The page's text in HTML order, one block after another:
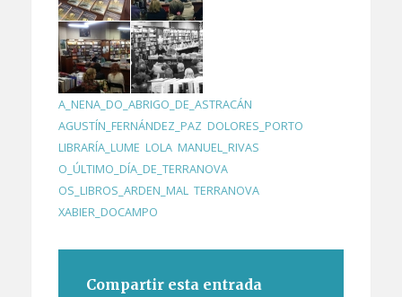
A_NENA_DO_ABRIGO_DE_ASTRACÁN
AGUSTÍN_FERNÁNDEZ_PAZ DOLORES_PORTO
LIBRARÍA_LUME LOLA, MANUEL_RIVAS
O_ÚLTIMO_DÍA_DE_TERRANOVA,
OS_LIBROS_ARDEN_MAL, TERRANOVA,
XABIER_DOCAMPO
Compartir esta entrada